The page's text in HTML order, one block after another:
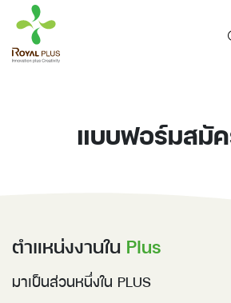
แบบฟอร์มสมัค
ตำแหน่งงานใน Plus
มาเป็นส่วนหนึ่งใน PLUS